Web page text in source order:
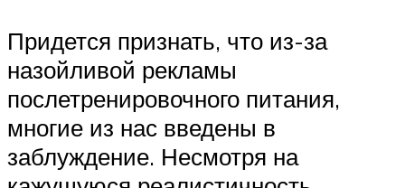
Придется признать, что из-за
назойливой рекламы
послетренировочного питания,
многие из нас введены в
заблуждение. Несмотря на